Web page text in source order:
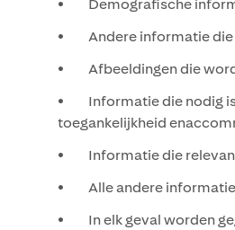
• Demografische
• Andere informatie die
• Afbeeldingen die
• Informatie die nodig is
toegankelijkheid
• Informatie die relevant
• Alle andere informatie
• In elk geval worden